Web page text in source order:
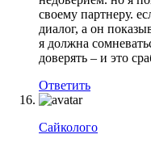
своему партнеру.
диалог, а он
я должна
доверять – и это
Ответить
Сайколого